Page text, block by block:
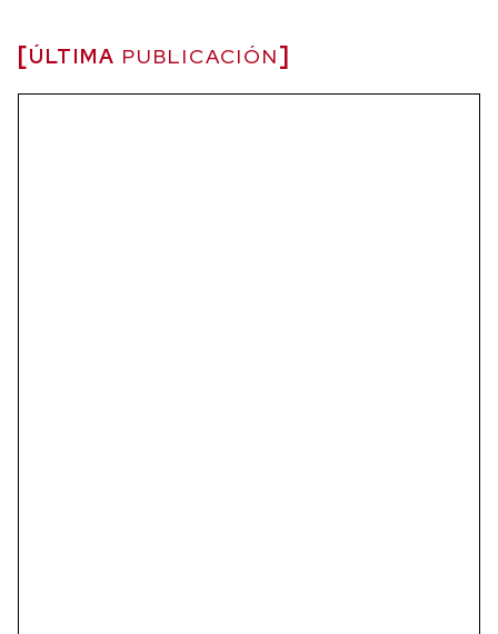
ÚLTIMA PUBLICACIÓN